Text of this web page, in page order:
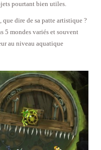
pourtant bien utiles.
dire de sa patte artistique ?
5 mondes variés et souvent
au niveau aquatique